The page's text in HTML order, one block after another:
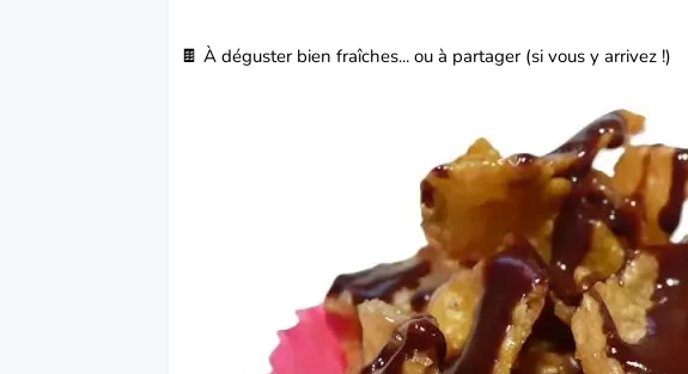
🍫 À déguster bien fraîches... ou à partager (si vous y arrivez !)